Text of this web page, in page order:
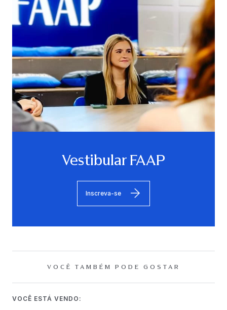
Vestibular FAAP
Inscreva-se
VOCÊ TAMBÉM PODE GOSTAR
VOCÊ ESTÁ VENDO: